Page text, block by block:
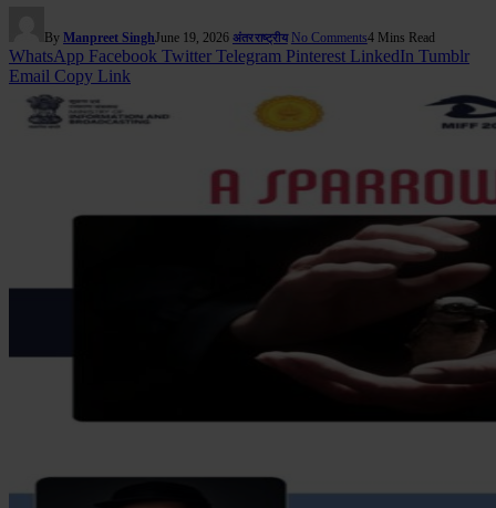
By Manpreet SinghJune 19, 2026 अंतरराष्ट्रीय No Comments4 Mins Read
WhatsApp Facebook Twitter Telegram Pinterest LinkedIn Tumblr
Email Copy Link